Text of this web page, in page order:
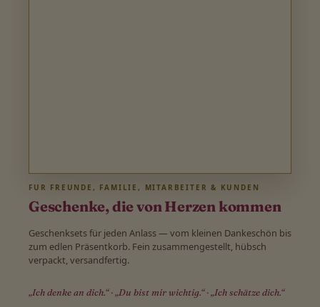
FÜR FREUNDE, FAMILIE, MITARBEITER & KUNDEN
Geschenke, die von Herzen kommen
Geschenksets für jeden Anlass — vom kleinen Dankeschön bis
zum edlen Präsentkorb. Fein zusammengestellt, hübsch
verpackt, versandfertig.
„Ich denke an dich.“ · „Du bist mir wichtig.“ · „Ich schätze dich.“